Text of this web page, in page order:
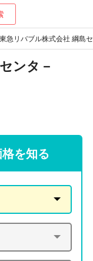
東急リバブル株式会社 綱島
ンタ－
を知る